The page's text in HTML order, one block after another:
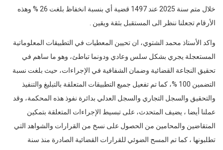
الأرقام تجعلنا ننظر الى المستقبل بثقة ويقين .
المستعجلة يجري بشكل سلس وعادي ودونما تباطئ، وهو ما ساهم في
تحقيق النجاعة القضائية وضمان الشفافية في الإجراءات، حیث بلغت نسبة
التضمين 100 %، كما تم تفعيل جميع التطبيقات المتعلقة بالتبليغ والتنفيذ
والتحقيق والسجل التجاري والسجل العدلي بدائرة نفوذ هذه المحكمة، وقد
عملنا أيضا ، يضيف المتحدث، على تبسيط الإجراءات المتعلقة بتمكين
المتقاضين والمحامين من الحصول على نسخ من القرارات والشواهد التي
تطلبونها ، كما تم المسح الضوئي للقرارات القضائية الصادرة منذ سنة
1999إلى غابة 2025 وتسفيرها، فضلا عن المسح الضوئي للملفات المطعون